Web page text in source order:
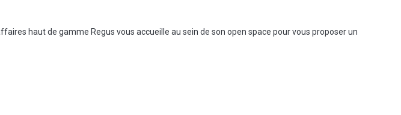
haut de gamme Regus vous accueille au sein de son open space pour vous proposer un